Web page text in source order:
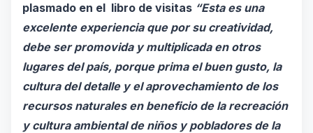
plasmado en el libro de visitas “Esta es una
excelente experiencia que por su creatividad,
debe ser promovida y multiplicada en otros
lugares del país, porque prima el buen gusto, la
cultura del detalle y el aprovechamiento de los
recursos naturales en beneficio de la recreación
y cultura ambiental de niños y pobladores de la